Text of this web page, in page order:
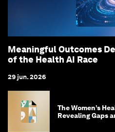
Meaningful Outcomes
of the Health AI Race
29 jun. 2026
The Women’s
Revealing Gaps